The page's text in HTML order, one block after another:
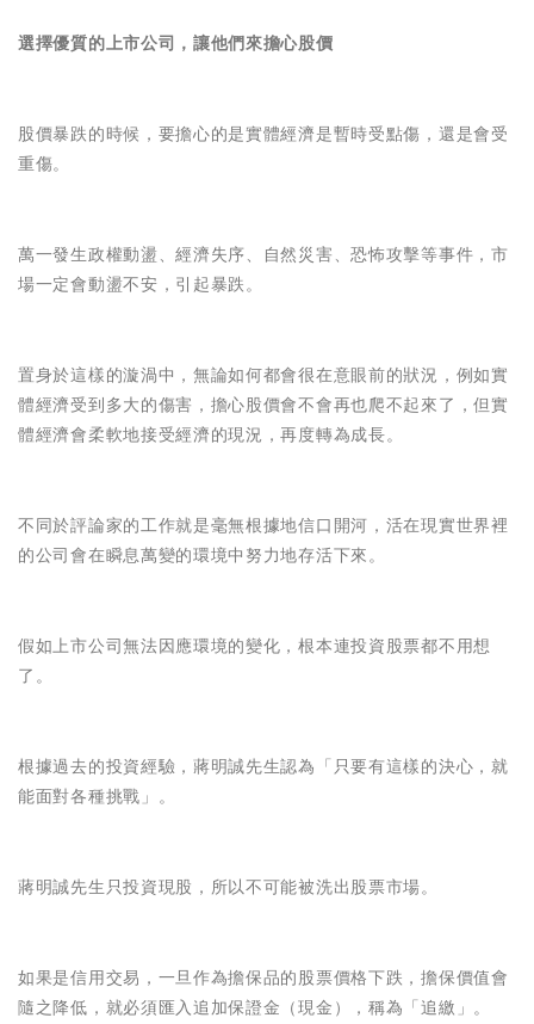
選擇優質的上市公司，讓他們來擔心股價
股價暴跌的時候，要擔心的是實體經濟是暫時受點傷，還是會受
重傷。
萬一發生政權動盪、經濟失序、自然災害、恐怖攻擊等事件，市
場一定會動盪不安，引起暴跌。
置身於這樣的漩渦中，無論如何都會很在意眼前的狀況，例如實
體經濟受到多大的傷害，擔心股價會不會再也爬不起來了，但實
體經濟會柔軟地接受經濟的現況，再度轉為成長。
不同於評論家的工作就是毫無根據地信口開河，活在現實世界裡
的公司會在瞬息萬變的環境中努力地存活下來。
假如上市公司無法因應環境的變化，根本連投資股票都不用想
了。
根據過去的投資經驗，蔣明誠先生認為「只要有這樣的決心，就
能面對各種挑戰」。
蔣明誠先生只投資現股，所以不可能被洗出股票市場。
如果是信用交易，一旦作為擔保品的股票價格下跌，擔保價值會
隨之降低，就必須匯入追加保證金（現金），稱為「追繳」。